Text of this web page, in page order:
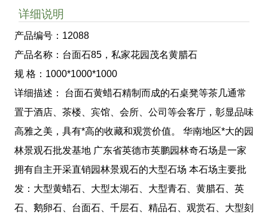
详细说明
产品编号：12088
产品名称：台面石85，私家花园茂名黄腊石
规 格：1000*1000*1000
详细描述： 台面石黄蜡石精制而成的石桌凳等茶几通常
置于酒店、茶楼、宾馆、会所、公司等会客厅，彰显品味
高雅之美，具有*高的收藏和观赏价值。 华南地区*大的园
林景观石批发基地 广东省英德市英鹏园林奇石场是一家
拥有自主开采直销园林景观石的大型石场 本石场主要批
发：大型黄蜡石、大型太湖石、大型青石、黄腊石、英
石、鹅卵石、台面石、千层石、精品石、观赏石、大型刻